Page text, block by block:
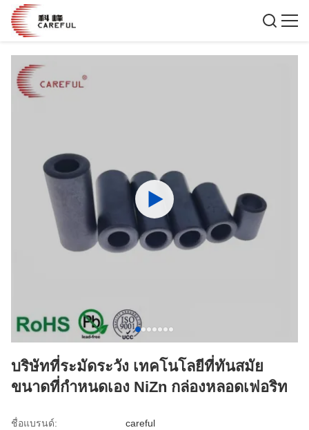
บริษัทที่ระมัดระวัง เทคโนโลยีที่ทันสมัย
ขนาดที่กําหนดเอง NiZn กล่องหลอดเฟอริท
ชื่อแบรนด์: careful